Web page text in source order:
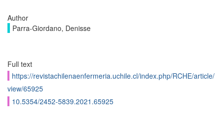
Author
Parra-Giordano, Denisse
Full text
https://revistachilenaenfermeria.uchile.cl/index.php/RCHE/article/
view/65925
10.5354/2452-5839.2021.65925